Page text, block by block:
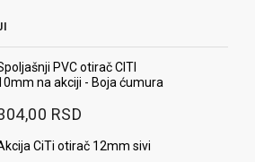
PVC otirač CITI
na akciji - Boja ćumura
RSD
CiTi otirač 12mm sivi